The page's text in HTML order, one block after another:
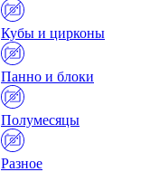
Кубы и цирконы
Панно и блоки
Полумесяцы
Разное